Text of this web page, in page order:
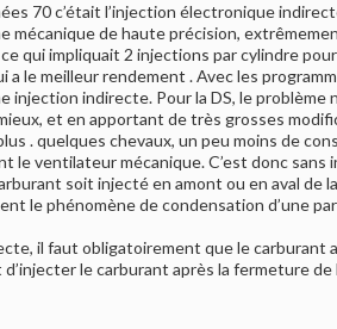
70 c’était l’injection électronique
mécanique de haute précision,
qui impliquait 2 injections par cylindre
a le meilleur rendement . Avec les
indirecte. Pour la DS, le problème
et en apportant de très grosses
. quelques chevaux, un peu moins de
le ventilateur mécanique. C’est donc sans
soit injecté en amont ou en aval de
le phénomène de condensation d’une
il faut obligatoirement que le
le carburant après la fermeture